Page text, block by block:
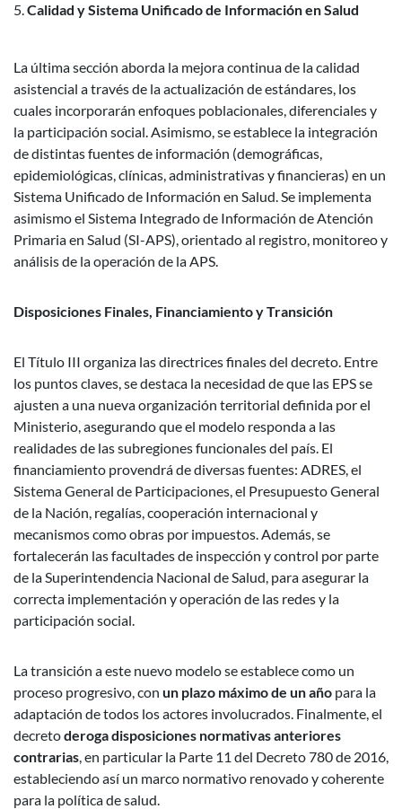
Calidad y Sistema Unificado de Información en Salud
La última sección aborda la mejora continua de la calidad
asistencial a través de la actualización de estándares, los
cuales incorporarán enfoques poblacionales, diferenciales y
la participación social. Asimismo, se establece la integración
de distintas fuentes de información (demográficas,
epidemiológicas, clínicas, administrativas y financieras) en un
Sistema Unificado de Información en Salud. Se implementa
asimismo el Sistema Integrado de Información de Atención
Primaria en Salud (SI-APS), orientado al registro, monitoreo y
análisis de la operación de la APS.
Disposiciones Finales, Financiamiento y Transición
El Título III organiza las directrices finales del decreto. Entre
los puntos claves, se destaca la necesidad de que las EPS se
ajusten a una nueva organización territorial definida por el
Ministerio, asegurando que el modelo responda a las
realidades de las subregiones funcionales del país. El
financiamiento provendrá de diversas fuentes: ADRES, el
Sistema General de Participaciones, el Presupuesto General
de la Nación, regalías, cooperación internacional y
mecanismos como obras por impuestos. Además, se
fortalecerán las facultades de inspección y control por parte
de la Superintendencia Nacional de Salud, para asegurar la
correcta implementación y operación de las redes y la
participación social.
La transición a este nuevo modelo se establece como un
proceso progresivo, con un plazo máximo de un año para la
adaptación de todos los actores involucrados. Finalmente, el
decretoderoga disposiciones normativas anteriores
contrarias, en particular la Parte 11 del Decreto 780 de 2016,
estableciendo así un marco normativo renovado y coherente
para la política de salud.